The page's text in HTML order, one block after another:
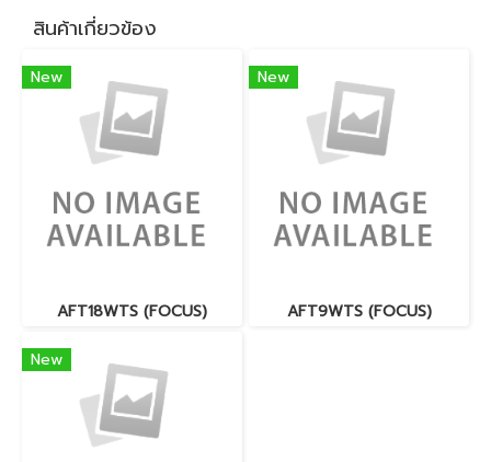
สินค้าเกี่ยวข้อง
New
AFT18WTS (FOCUS)
New
AFT9WTS (FOCUS)
New